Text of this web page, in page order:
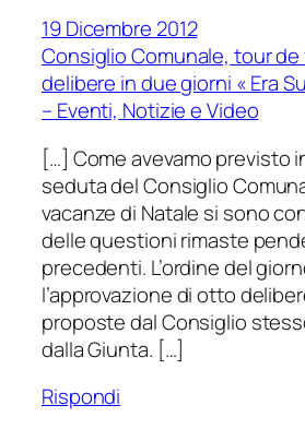
19 Dicembre 2012
Consiglio Comunale, tour
delibere in due giorni « Era
– Eventi, Notizie e Video
[…] Come avevamo previsto
seduta del Consiglio
vacanze di Natale si sono
delle questioni rimaste
precedenti. L’ordine del
l’approvazione di otto
proposte dal Consiglio
dalla Giunta. […]
Rispondi